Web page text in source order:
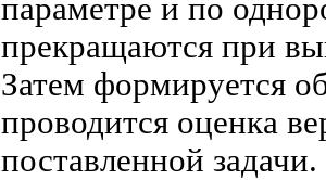
параметре и по
прекращаются при
Затем формируется
проводится оценка
поставленной